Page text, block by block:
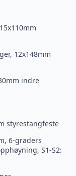
12x148mm
indre
styrestangfeste
6-graders
S1-S2: